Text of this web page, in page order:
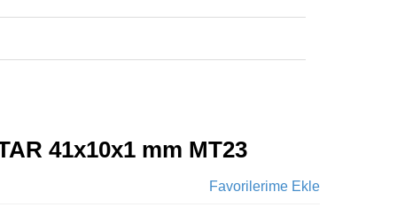
41x10x1 mm MT23
Favorilerime Ekle